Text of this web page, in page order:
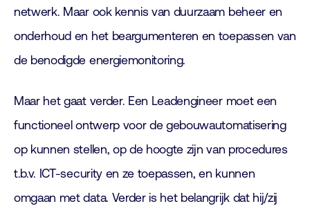
netwerk. Maar ook kennis van duurzaam beheer en
onderhoud en het beargumenteren en toepassen van
de benodigde energiemonitoring.
Maar het gaat verder. Een Leadengineer moet een
functioneel ontwerp voor de gebouwautomatisering
op kunnen stellen, op de hoogte zijn van procedures
t.b.v. ICT-security en ze toepassen, en kunnen
omgaan met data. Verder is het belangrijk dat hij/zij